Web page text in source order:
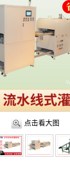
点击看大图